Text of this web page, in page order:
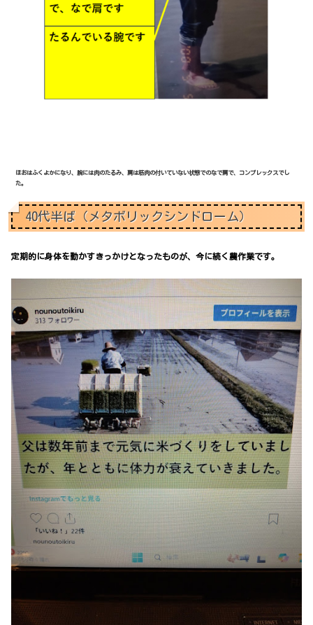
ほおはふくよかになり、腕には肉のたるみ、肩は筋肉の付いていない状態でのなで肩で、コンプレックスでし
た。
40代半ば（メタボリックシンドローム）
定期的に身体を動かすきっかけとなったものが、今に続く農作業です。